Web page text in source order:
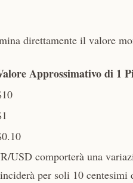
direttamente il valore
Approssimativo di 1
USD comporterà una
per soli 10